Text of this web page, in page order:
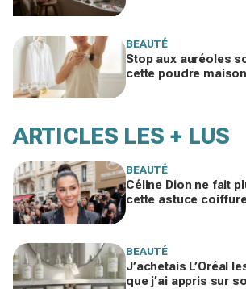
BEAUTÉ
Stop aux auréoles
cette poudre
ARTICLES LES + LUS
BEAUTÉ
Céline Dion ne fait
cette astuce
BEAUTÉ
J’achetais L’Oréal
que j’ai appris sur